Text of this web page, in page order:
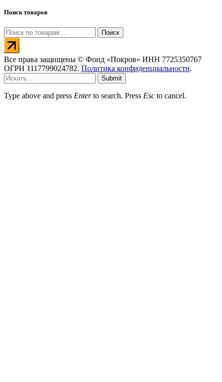
Поиск товаров
Искать: Поиск
Все права защищены © Фонд «Покров» ИНН 7725350767
ОГРН 1117799024782. Политика конфиденциальности.
Submit
Type above and press Enterto search. Press Esc to cancel.